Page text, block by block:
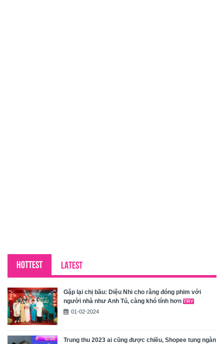
HOTTEST LATEST
Gặp lại chị bầu: Diệu Nhi cho rằng đóng phim với
người nhà như Anh Tú, càng khó tính hơn
01-02-2024
Trung thu 2023 ai cũng được chiều, Shopee tung ngàn